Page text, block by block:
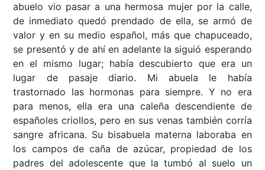
abuelo vio pasar a una hermosa mujer por la calle,
de inmediato quedó prendado de ella, se armó de
valor y en su medio español, más que chapuceado,
se presentó y de ahí en adelante la siguió esperando
en el mismo lugar; había descubierto que era un
lugar de pasaje diario. Mi abuela le había
trastornado las hormonas para siempre. Y no era
para menos, ella era una caleña descendiente de
españoles criollos, pero en sus venas también corría
sangre africana. Su bisabuela materna laboraba en
los campos de caña de azúcar, propiedad de los
padres del adolescente que la tumbó al suelo un